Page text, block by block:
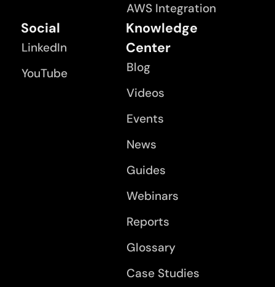
AWS Integration
Knowledge
Center
Blog
Videos
Events
News
Guides
Webinars
Reports
Glossary
Case Studies
Social
LinkedIn
YouTube